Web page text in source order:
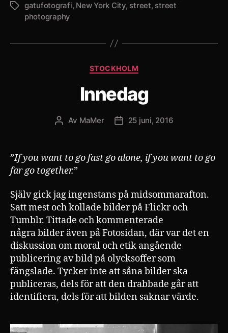
Etikettergatufotografi, New York City, street, street
photography
Kategorier
STOCKHOLM
Innedag
Inläggsförfattare
Av MaMer Inläggsdatum
25 juni, 2016
”If you want to go fast go alone, if you want to go
far go together.”
Själv gick jag ingenstans på midsommarafton.
Satt mest och kollade bilder på Flickr och
Tumblr. Tittade och kommenterade
några bilder även på Fotosidan, där var det en
diskussion om moral och etik angående
publicering av bild på olycksoffer som
fängslade. Tycker inte att såna bilder ska
publiceras, dels för att den drabbade går att
identifiera, dels för att bilden saknar värde.